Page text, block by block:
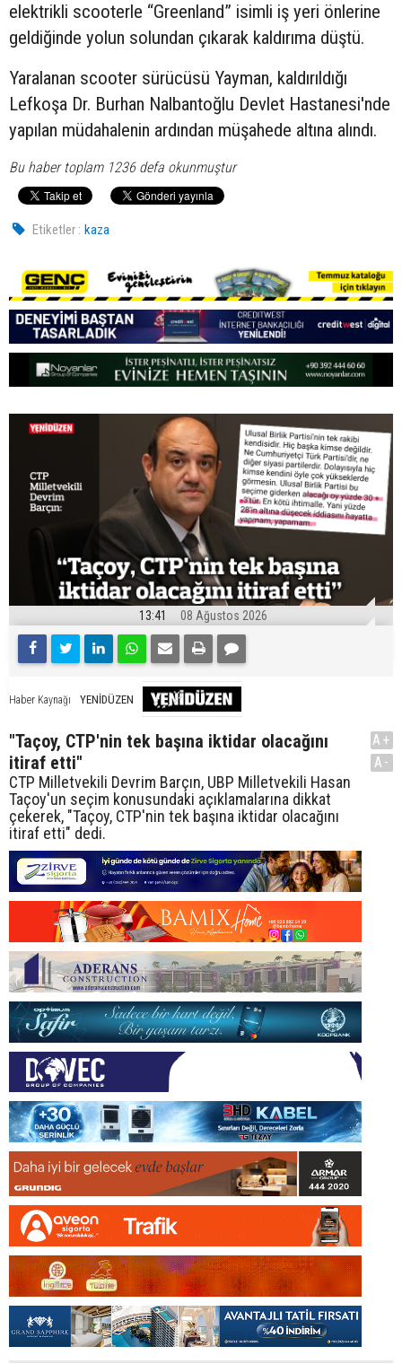
elektrikli scooterle “Greenland” isimli iş yeri önlerine
geldiğinde yolun solundan çıkarak kaldırıma düştü.
Yaralanan scooter sürücüsü Yayman, kaldırıldığı
Lefkoşa Dr. Burhan Nalbantoğlu Devlet Hastanesi'nde
yapılan müdahalenin ardından müşahede altına alındı.
Bu haber toplam 1236 defa okunmuştur
Etiketler : kaza
13:41 08 Ağustos 2026
Haber Kaynağı YENİDÜZEN
"Taçoy, CTP'nin tek başına iktidar olacağını
itiraf etti"
CTP Milletvekili Devrim Barçın, UBP Milletvekili Hasan
Taçoy'un seçim konusundaki açıklamalarına dikkat
çekerek, "Taçoy, CTP'nin tek başına iktidar olacağını
itiraf etti" dedi.
A+
A-